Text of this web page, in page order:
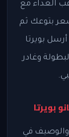
الغداء مع
بتوعك ثم
بويرتا
وغادر
بويرتا
والوصيف في